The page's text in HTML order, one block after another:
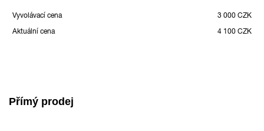
Vyvolávací cena
3 000 CZK
Aktuální cena
4 100 CZK
Přímý prodej